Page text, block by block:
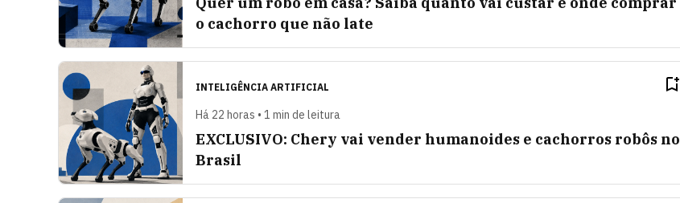
o cachorro que não late
INTELIGÊNCIA ARTIFICIAL
Há 22 horas • 1 min de leitura
EXCLUSIVO: Chery vai vender humanoides e cachorros robôs no
Brasil